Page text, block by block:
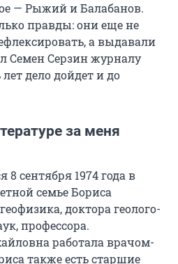
— Рыжий и Балабанов.
правды: они еще не
а выдавали
Семен Серзин журналу
дело дойдет и до
за меня
сентября 1974 года в
семье Бориса
доктора геолого-
профессора.
работала врачом-
также есть старшие